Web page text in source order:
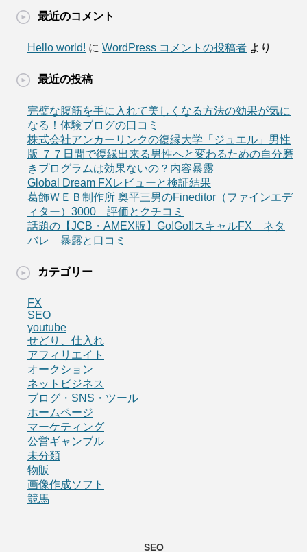
最近のコメント
Hello world! に WordPress コメントの投稿者 より
最近の投稿
完璧な腹筋を手に入れて美しくなる方法の効果が気に
なる！体験ブログの口コミ
株式会社アンカーリンクの復縁大学「ジュエル」男性
版 ７７日間で復縁出来る男性へと変わるための自分磨
きプログラムは効果ないの？内容暴露
Global Dream FXレビューと検証結果
葛飾ＷＥＢ制作所 奥平三男のFineditor（ファインエデ
ィター）3000 評価とクチコミ
話題の【JCB・AMEX版】Go!Go!!スキャルFX ネタ
バレ 暴露と口コミ
カテゴリー
FX
SEO
youtube
せどり、仕入れ
アフィリエイト
オークション
ネットビジネス
ブログ・SNS・ツール
ホームページ
マーケティング
公営ギャンブル
未分類
物販
画像作成ソフト
競馬
SEO